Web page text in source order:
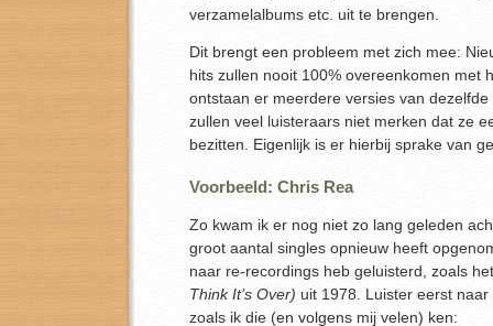
verzamelalbums etc. uit te brengen.
Dit brengt een probleem met zich mee:
hits zullen nooit 100% overeenkomen met
ontstaan er meerdere versies van
zullen veel luisteraars niet merken dat ze
bezitten. Eigenlijk is er hierbij sprake van
Voorbeeld: Chris Rea
Zo kwam ik er nog niet zo lang geleden
groot aantal singles opnieuw heeft
naar re-recordings heb geluisterd, zoals
Think It’s Over) uit 1978. Luister eerst
zoals ik die (en volgens mij velen) ken: